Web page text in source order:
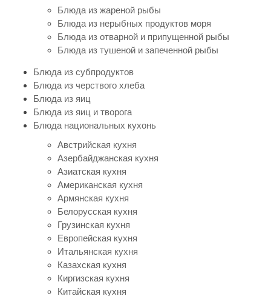
Блюда из жареной рыбы
Блюда из нерыбных продуктов моря
Блюда из отварной и припущенной рыбы
Блюда из тушеной и запеченной рыбы
Блюда из субпродуктов
Блюда из черствого хлеба
Блюда из яиц
Блюда из яиц и творога
Блюда национальных кухонь
Австрийская кухня
Азербайджанская кухня
Азиатская кухня
Американская кухня
Армянская кухня
Белорусская кухня
Грузинская кухня
Европейская кухня
Итальянская кухня
Казахская кухня
Киргизская кухня
Китайская кухня